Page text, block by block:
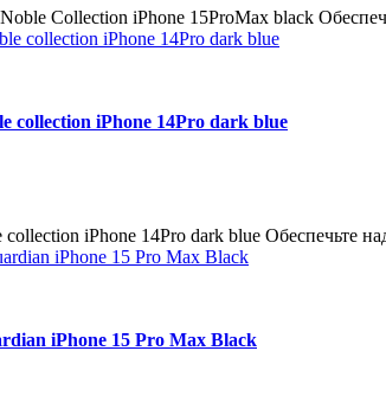
Collection iPhone 15ProMax black
collection iPhone 14Pro dark blue
iPhone 14Pro dark blue Обеспечьте
iPhone 15 Pro Max Black